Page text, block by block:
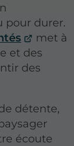
pour durer.
met à
et des
des
détente,
écoute